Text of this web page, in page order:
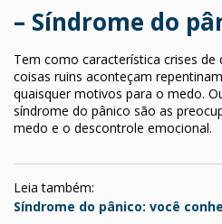
– Síndrome do
Tem como característica crises
coisas ruins aconteçam
quaisquer motivos para o medo.
síndrome do pânico são as
medo e o descontrole emocional.
Leia também:
Síndrome do pânico: você